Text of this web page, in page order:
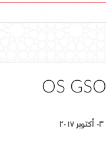
OS
٠٣ أكتوبر ٢٠١٧